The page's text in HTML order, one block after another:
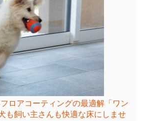
ロアコーティングの最適解「ワン
も飼い主さんも快適な床にしませ